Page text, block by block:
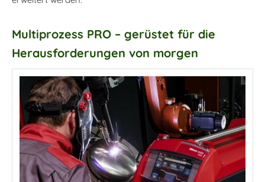
Multiprozess PRO – gerüstet für die
Herausforderungen von morgen